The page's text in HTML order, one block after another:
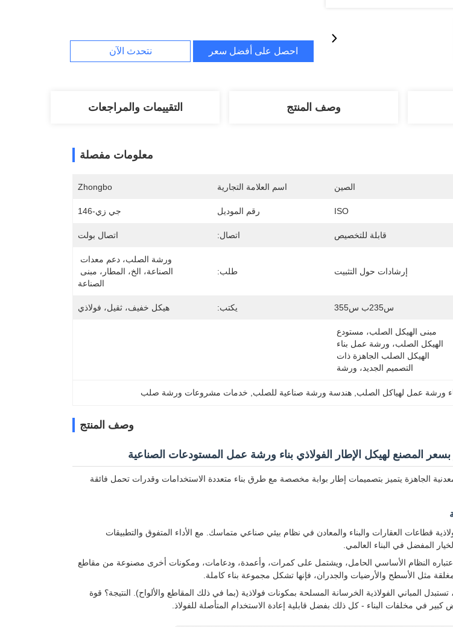
احصل على أفضل سعر نتحدث الآن
وصف المنتج التقييمات والمراجعات
معلومات مفصلة
الصين اسم العلامة التجارية Zhongbo
ISO رقم الموديل جي زي-146
قابلة للتخصيص اتصال: اتصال بولت
إرشادات حول التثبيت طلب:
الصناعة
س235ب س355 يكتب: هيكل خفيف، ثقيل، فولاذي
التصميم الجديد، ورشة
ورشة عمل لهياكل الصلب , هندسة ورشة صناعية للصلب خدمات مشروعات ورشة صلب
وصف المنتج
المصنع لهيكل الإطار الفولاذي بناء ورشة عمل المستودعات الصناعية
الجاهزة يتميز بتصميمات إطار بوابة مخصصة مع طرق بناء متعددة الاستخدامات وقدرات تحمل فائقة
قطاعات العقارات والبناء والمعادن في نظام بيئي صناعي متماسك. مع الأداء المتفوق والتطبيقات
المفضل في البناء العالمي.
باعتباره النظام الأساسي الحامل، ويشتمل على كمرات، وأعمدة، ودعامات، ومكونات أخرى مصنوعة من مقاطع
مثل الأسطح والأرضيات والجدران، فإنها تشكل مجموعة بناء كاملة.
المباني الفولاذية الخرسانة المسلحة بمكونات فولاذية (بما في ذلك المقاطع والألواح). النتيجة؟ قوة
في مخلفات البناء - كل ذلك بفضل قابلية إعادة الاستخدام المتأصلة للفولاذ.